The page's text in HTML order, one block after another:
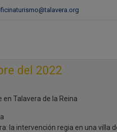
del 2022
en Talavera de la Reina
la intervención regia en una villa